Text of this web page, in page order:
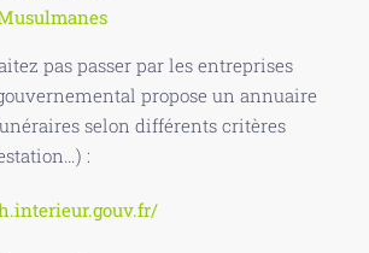
pas passer par les entreprises
propose un annuaire
selon différents critères
: